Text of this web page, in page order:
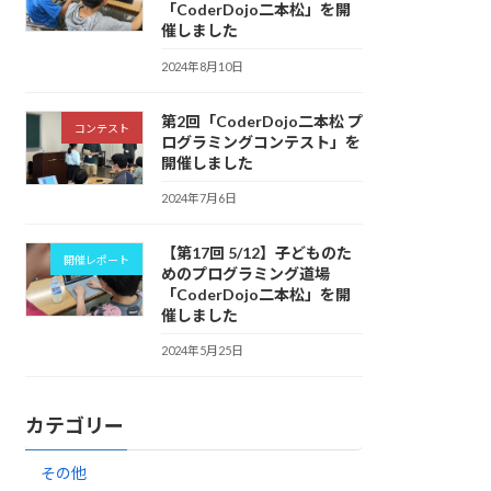
「CoderDojo二本松」を開
催しました
2024年8月10日
コンテスト
第2回「CoderDojo二本松 プ
ログラミングコンテスト」を
開催しました
2024年7月6日
開催レポート
【第17回 5/12】子どものた
めのプログラミング道場
「CoderDojo二本松」を開
催しました
2024年5月25日
カテゴリー
その他